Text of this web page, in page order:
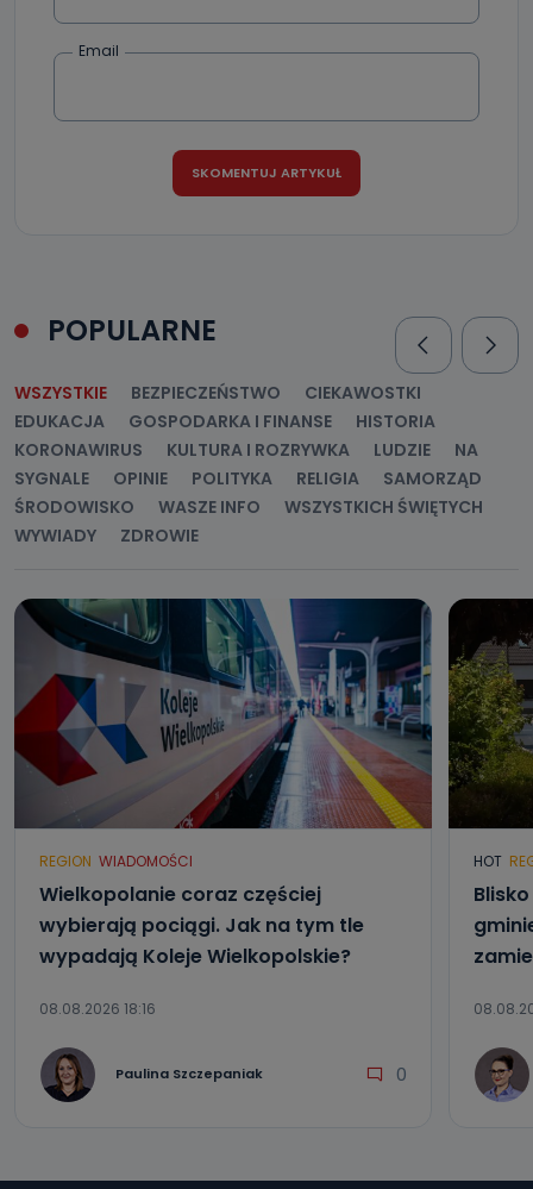
Jak skontaktować się z inspektorem
danych osobowych?
Email
POPULARNE
WSZYSTKIE BEZPIECZEŃSTWO
CIEKAWOSTKI
EDUKACJA
GOSPODARKA I FINANSE
HISTORIA
KORONAWIRUS
KULTURA I ROZRYWKA LUDZIE
NA
SYGNALE
OPINIE POLITYKA RELIGIA
SAMORZĄD
ŚRODOWISKO
WASZE INFO
WSZYSTKICH ŚWIĘTYCH
WYWIADY
ZDROWIE
REGION WIADOMOŚCI
Wielkopolanie coraz częściej
wybierają pociągi. Jak na tym tle
wypadają Koleje Wielkopolskie?
08.08.2026 18:16
Paulina Szczepaniak 0
HOT